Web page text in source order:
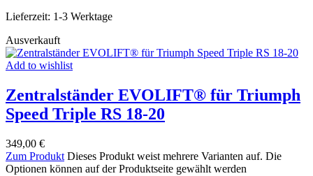
Lieferzeit: 1-3 Werktage
Ausverkauft
Add to wishlist
Zentralständer EVOLIFT® für Triumph
Speed Triple RS 18-20
349,00 €
Zum Produkt Dieses Produkt weist mehrere Varianten auf. Die
Optionen können auf der Produktseite gewählt werden